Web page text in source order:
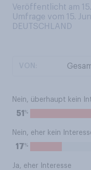
Veröffentlicht am
Umfrage vom 15.
DEUTSCHLAND
Nein, überhaupt kein
51 %
Nein, eher kein
17%
Ja, eher Interesse